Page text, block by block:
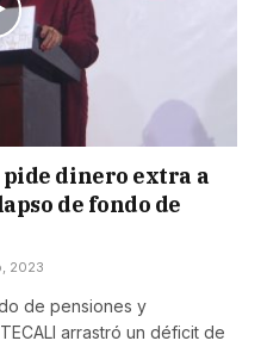
pide dinero extra a
de fondo de
2023
de pensiones y
arrastró un déficit de